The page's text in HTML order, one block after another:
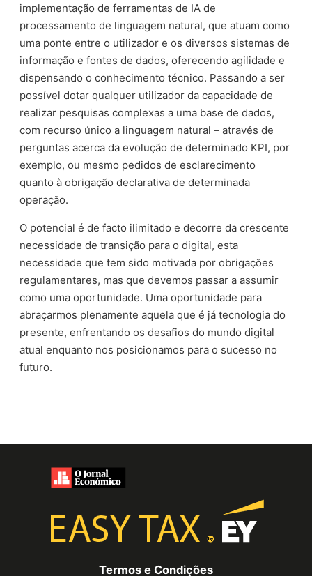
implementação de ferramentas de IA de
processamento de linguagem natural, que atuam como
uma ponte entre o utilizador e os diversos sistemas de
informação e fontes de dados, oferecendo agilidade e
dispensando o conhecimento técnico. Passando a ser
possível dotar qualquer utilizador da capacidade de
realizar pesquisas complexas a uma base de dados,
com recurso único a linguagem natural – através de
perguntas acerca da evolução de determinado KPI, por
exemplo, ou mesmo pedidos de esclarecimento
quanto à obrigação declarativa de determinada
operação.
O potencial é de facto ilimitado e decorre da crescente
necessidade de transição para o digital, esta
necessidade que tem sido motivada por obrigações
regulamentares, mas que devemos passar a assumir
como uma oportunidade. Uma oportunidade para
abraçarmos plenamente aquela que é já tecnologia do
presente, enfrentando os desafios do mundo digital
atual enquanto nos posicionamos para o sucesso no
futuro.
Termos e Condições